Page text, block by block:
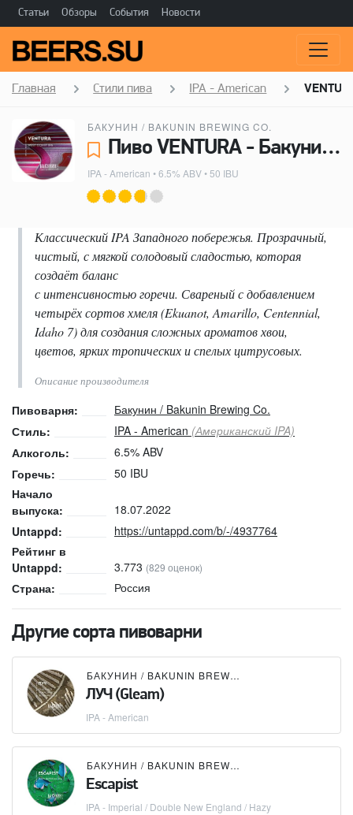
Статьи Обзоры События Новости
Главная Стили пива IPA - American
БАКУНИН / BAKUNIN BREWING CO.
Пиво VENTURA - Бакунин / Bakunin Brewing Co.
IPA - American • 6.5% ABV • 50 IBU
Классический IPA Западного побережья. Прозрачный,
чистый, с мягкой солодовый сладостью, которая
создаёт баланс
с интенсивностью горечи. Свареный с добавлением
четырёх сортов хмеля (Ekuanot, Amarillo, Centennial,
Idaho 7) для создания сложных ароматов хвои,
цветов, ярких тропических и спелых цитрусовых.
Описание производителя
Пивоварня:
Бакунин / Bakunin Brewing Co.
Стиль:
IPA - American (Американский IPA)
Алкоголь:
6.5% ABV
Горечь:
50 IBU
Начало
выпуска:
18.07.2022
Untappd:
https://untappd.com/b/-/4937764
Рейтинг в
Untappd:
3.773 (829 оценок)
Страна: Россия
Другие сорта пивоварни
БАКУНИН / BAKUNIN BREWING CO.
ЛУЧ (Gleam)
IPA - American
БАКУНИН / BAKUNIN BREWING CO.
Escapist
IPA - Imperial / Double New England / Hazy